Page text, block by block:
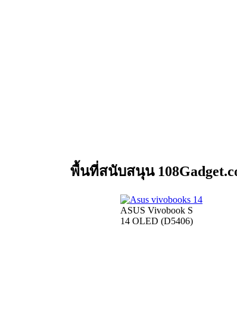
พื้นที่สนับสนุน
ASUS Vivobook S
14 OLED (D5406)